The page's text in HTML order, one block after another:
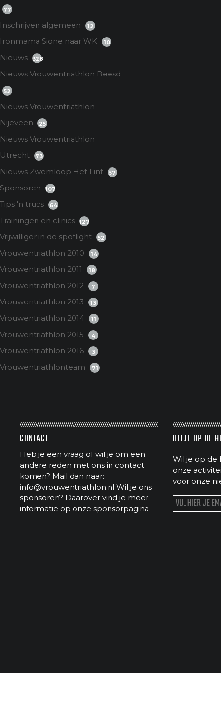
77
Inschrijven algemeen 12
Ironmama Sione naar WK 10
Nieuws 328
Nieuws Vrouwentriathlon Beesd
52
Nieuws Vrouwentriathlon
Nijeveen
25
Nieuws Vrouwentriathlon
Utrecht
73
Nieuws Zwemloop Het Lint 57
Sponsoren 107
Tips 'n trucs 64
Trainingen en clinics 127
Vrijwilliger in de spotlight 52
Vrouwentriathlon 2010 14
Vrouwentriathlon 2011 18
Vrouwentriathlon 2012 7
Vrouwentriathlon 2013 13
Vrouwentriathlon 2014 11
Vrouwentriathlon 2015 4
Vrouwentriathlon 2016 3
Vrouwentriathlonteam 71
CONTACT
Heb je een vraag of wil je om een
andere reden met ons in contact
komen? Mail dan naar:
info@vrouwentriathlon.nl Wil je ons
sponsoren? Daarover vind je meer
informatie op onze sponsorpagina
BLIJF OP DE
Wil je op de
onze
voor onze